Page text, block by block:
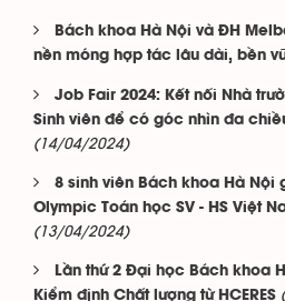
Bách khoa Hà Nội và ĐH
nền móng hợp tác lâu dài, bền
Job Fair 2024: Kết nối Nhà
Sinh viên để có góc nhìn đa
(14/04/2024)
8 sinh viên Bách khoa Hà Nội
Olympic Toán học SV - HS Việt
(13/04/2024)
Lần thứ 2 Đại học Bách khoa
Kiểm định Chất lượng từ HCERES